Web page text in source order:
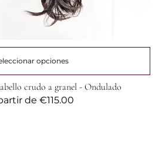
opciones
crudo a granel - Ondulado
de €115.00